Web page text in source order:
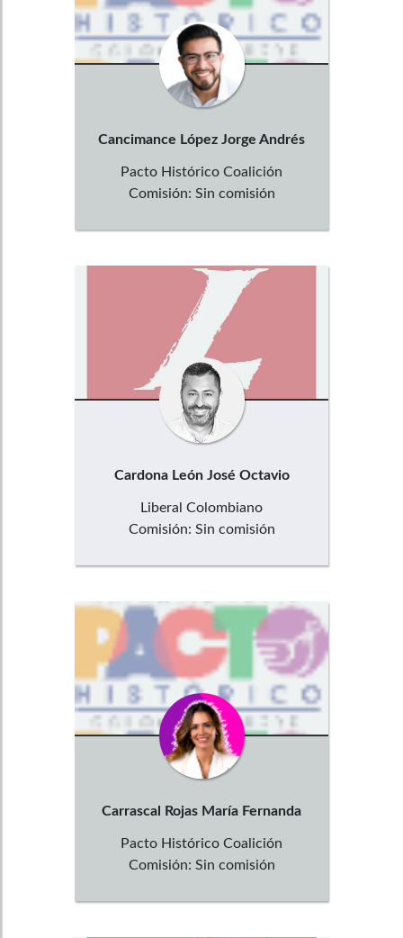
Cancimance López Jorge Andrés
Pacto Histórico Coalición
Comisión: Sin comisión
Cardona León José Octavio
Liberal Colombiano
Comisión: Sin comisión
Carrascal Rojas María Fernanda
Pacto Histórico Coalición
Comisión: Sin comisión